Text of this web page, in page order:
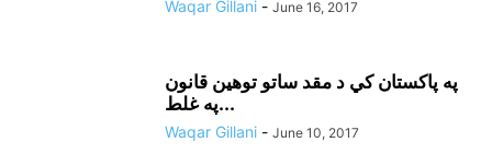
Waqar Gillani - June 16, 2017
په پاکستان کي د مقد ساتو توهين قانون
په غلط...
Waqar Gillani - June 10, 2017